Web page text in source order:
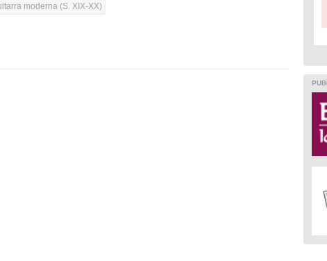
moderna (S. XIX-XX)